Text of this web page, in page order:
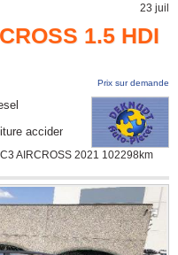
23 juil
1.5 HDI
Prix sur demande
accidentée
AIRCROSS 2021 102298km